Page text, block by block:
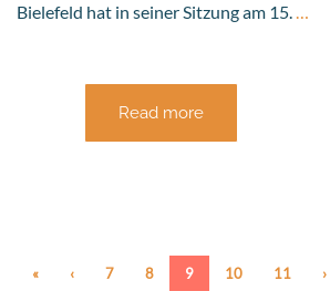
Bielefeld hat in seiner Sitzung am 15.…
Read more
« ‹ 7 8 9 10 11 ›